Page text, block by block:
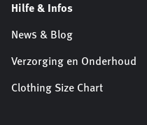
Hilfe & Infos
News & Blog
Verzorging en Onderhoud
Clothing Size Chart